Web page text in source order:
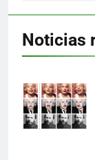
Noticias